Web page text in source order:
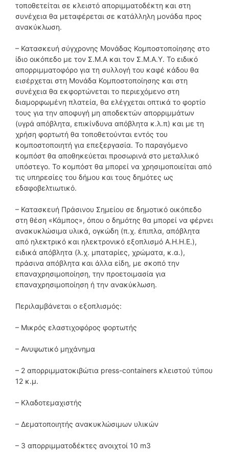
τοποθετείται σε κλειστό αποριμματοδέκτη και στη
συνέχεια θα μεταφέρεται σε κατάλληλη μονάδα προς
ανακύκλωση.
– Κατασκευή σύγχρονης Μονάδας Κομποστοποίησης στο
ίδιο οικόπεδο με τον Σ.Μ.Α και τον Σ.Μ.Α.Υ. Το ειδικό
απορριμματοφόρο για τη συλλογή του καφέ κάδου θα
εισέρχεται στη Μονάδα Κομποστοποίησης και στη
συνέχεια θα εκφορτώνεται το περιεχόμενο στη
διαμορφωμένη πλατεία, θα ελέγχεται οπτικά το φορτίο
τους για την αποφυγή μη αποδεκτών απορριμμάτων
(υγρά απόβλητα, επικίνδυνα απόβλητα κ.λ.π) και με τη
χρήση φορτωτή θα τοποθετούνται εντός του
κομποστοποιητή για επεξεργασία. Το παραγόμενο
κομπόστ θα αποθηκεύεται προσωρινά στο μεταλλικό
υπόστεγο. Το κομπόστ θα μπορεί να χρησιμοποιείται από
τις υπηρεσίες του δήμου και τους δημότες ως
εδαφοβελτιωτικό.
– Κατασκευή Πράσινου Σημείου σε δημοτικό οικόπεδο
στη θέση «Κάμπος», όπου ο δημότης θα μπορεί να φέρνει
ανακυκλώσιμα υλικά, ογκώδη (π.χ. έπιπλα, απόβλητα
από ηλεκτρικό και ηλεκτρονικό εξοπλισμό Α.Η.Η.Ε.),
ειδικά απόβλητα (λ.χ. μπαταρίες, χρώματα, κ.α.),
πράσινα απόβλητα και άλλα είδη, με σκοπό την
επαναχρησιμοποίηση, την προετοιμασία για
επαναχρησιμοποίηση ή την ανακύκλωση.
Περιλαμβάνεται ο εξοπλισμός:
– Μικρός ελαστιχοφόρος φορτωτής
– Ανυψωτικό μηχάνημα
– 2 απορριμματοκιβώτια press-containers κλειστού τύπου
12 κ.μ.
– Κλαδοτεμαχιστής
– Δεματοποιητής ανακυκλώσιμων υλικών
– 3 απορριμματοδέκτες ανοιχτοί 10 m3